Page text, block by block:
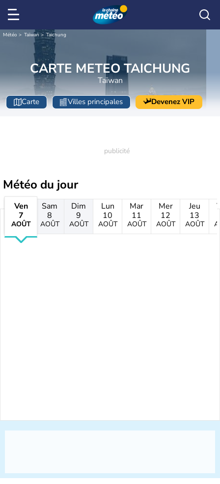
Météo Taïwan Taichung
CARTE METEO TAICHUNG
Taïwan
Carte Villes principales Devenez VIP
Météo du jour
Ven
7
AOÛT
Sam
8
AOÛT
Dim
9
AOÛT
Lun
10
AOÛT
Mar
11
AOÛT
Mer
12
AOÛT
Jeu
13
AOÛT